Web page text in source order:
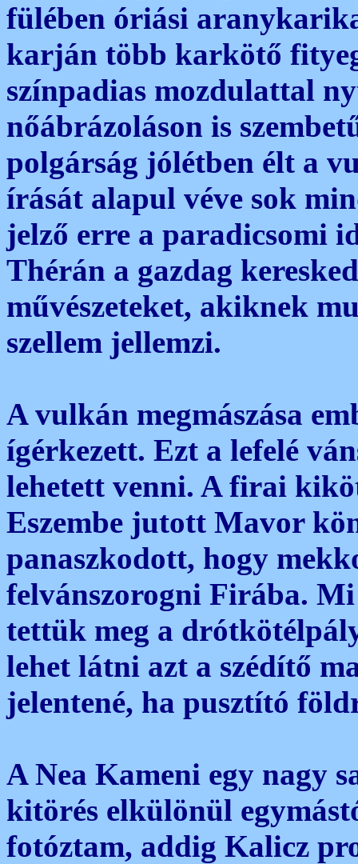
fülében óriási
karján több karkötő
színpadias mozdulattal
nőábrázoláson is
polgárság jólétben élt a
írását alapul véve sok
jelző erre a paradicsomi
Thérán a gazdag
művészeteket, akiknek
szellem jellemzi.
A vulkán megmászása
ígérkezett. Ezt a lefelé
lehetett venni. A firai
Eszembe jutott Mavor
panaszkodott, hogy
felvánszorogni Firába.
tettük meg a
lehet látni azt a szédítő
jelentené, ha pusztító
A Nea Kameni egy nagy
kitörés elkülönül
fotóztam, addig Kalicz